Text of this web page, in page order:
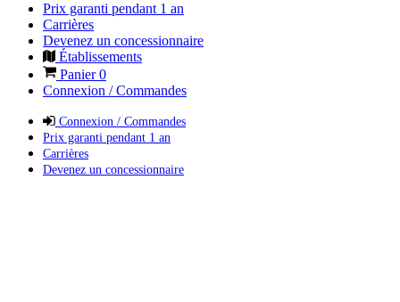
Prix garanti pendant 1 an
Carrières
Devenez un concessionnaire
Établissements
Panier0
Connexion / Commandes
Connexion / Commandes
Prix garanti pendant 1 an
Carrières
Devenez un concessionnaire